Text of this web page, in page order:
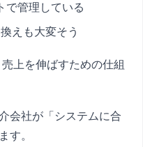
で管理している
えも大変そう
上を伸ばすための仕組
会社が「システムに合
す。